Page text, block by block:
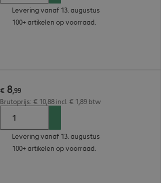
Levering vanaf 13. augustus
100+ artikelen op voorraad.
€ 8,99
Brutoprijs: € 10,88 incl. € 1,89 btw
Levering vanaf 13. augustus
100+ artikelen op voorraad.